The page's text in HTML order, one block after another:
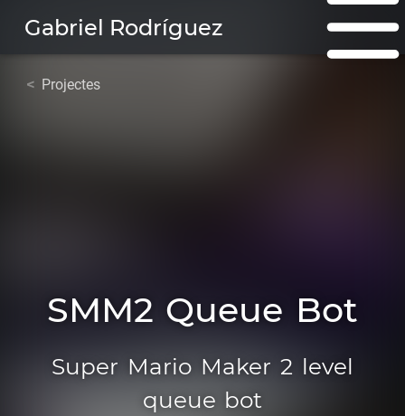
Gabriel Rodríguez
Projectes
SMM2 Queue Bot
Super Mario Maker 2 level
queue bot